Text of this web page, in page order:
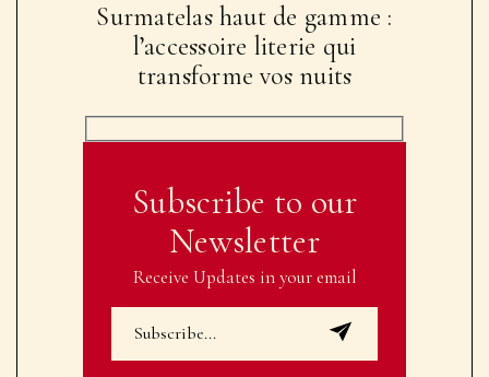
Surmatelas haut de gamme :
l’accessoire literie qui
transforme vos nuits
Subscribe to our
Newsletter
Receive Updates in your email